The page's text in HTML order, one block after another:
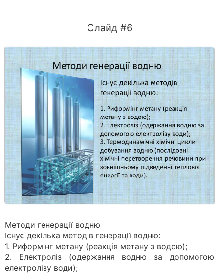
Слайд #6
Методи генерації водню
Існує декілька методів генерації водню:
1. Риформінг метану (реакція метану з водою);
2. Електроліз (одержання водню за допомогою
електролізу води);